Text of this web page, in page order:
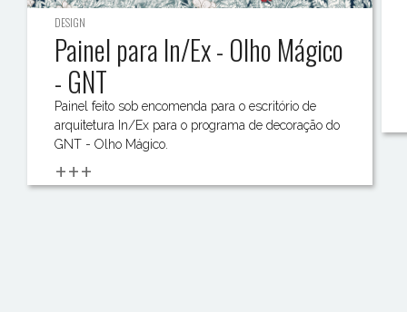
DESIGN
Painel para In/Ex - Olho Mágico
- GNT
Painel feito sob encomenda para o escritório de
arquitetura In/Ex para o programa de decoração do
GNT - Olho Mágico.
+++